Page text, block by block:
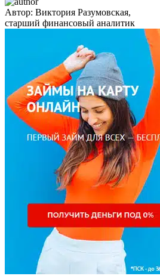
Автор: Виктория Разумовская,
старший финансовый аналитик